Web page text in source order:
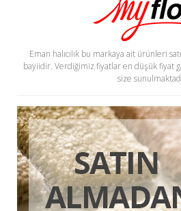
Eman halıcılık bu markaya ait ürünleri
bayiidir. Verdiğimiz fiyatlar en düşük fiyat
size